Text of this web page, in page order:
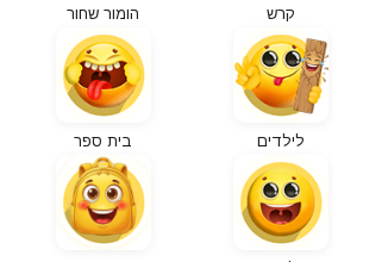
קרש הומור שחור
לילדים בית ספר